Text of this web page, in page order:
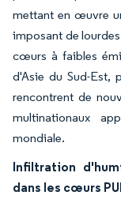
mettant en œuvre
imposant de
cœurs à faibles
d'Asie du Sud-Est,
rencontrent de
multinationaux
mondiale.
Infiltration
dans les cœurs